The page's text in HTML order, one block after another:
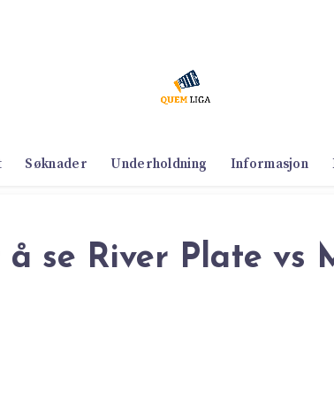
Søknader Underholdning Informasjon
se River Plate vs